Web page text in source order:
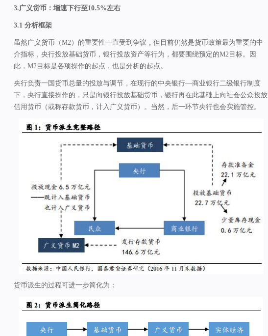
3.广义货币：增速下行至10.5%左右
3.1 分析框架
虽然广义货币（M2）的重要性一直受到争议，但目前仍然是货币政策最为重要的中
介指标，央行投放基础货币，银行投放资产等行为，都要围绕预定的M2目标。因
此，M2目标是各项操作的起点，也是分析的起点。
央行负责一国货币总量的投放与调节，在现行的中央银行—商业银行二级银行制度
下，央行直接操作的，只是向银行投放基础货币，银行再在此基础上向社会公众投放
信用货币（或称存款货币，计入广义货币）。当然，后一环节央行也会实施管控。
货币派生的过程可进一步简化为：